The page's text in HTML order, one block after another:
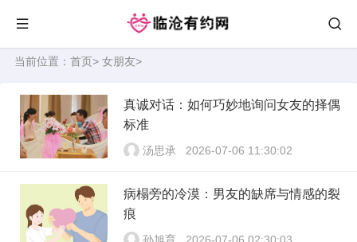
当前位置： 首页> 女朋友>
真诚对话：如何巧妙地询问女友的择偶
标准
汤思承 2026-07-06 11:30:02
病榻旁的冷漠：男友的缺席与情感的裂
痕